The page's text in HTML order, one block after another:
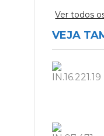
Ver todos
VEJA